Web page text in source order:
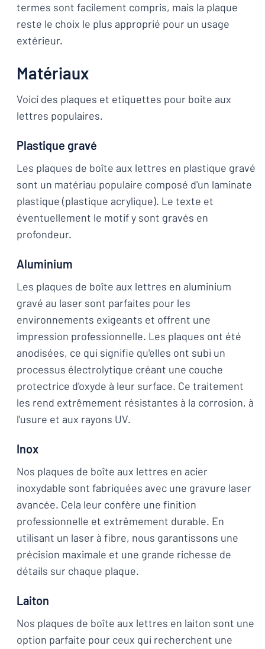
termes sont facilement compris, mais la plaque
reste le choix le plus approprié pour un usage
extérieur.
Matériaux
Voici des plaques et etiquettes pour boite aux
lettres populaires.
Plastique gravé
Les plaques de boîte aux lettres en plastique gravé
sont un matériau populaire composé d'un laminate
plastique (plastique acrylique). Le texte et
éventuellement le motif y sont gravés en
profondeur.
Aluminium
Les plaques de boîte aux lettres en aluminium
gravé au laser sont parfaites pour les
environnements exigeants et offrent une
impression professionnelle. Les plaques ont été
anodisées, ce qui signifie qu'elles ont subi un
processus électrolytique créant une couche
protectrice d'oxyde à leur surface. Ce traitement
les rend extrêmement résistantes à la corrosion, à
l'usure et aux rayons UV.
Inox
Nos plaques de boîte aux lettres en acier
inoxydable sont fabriquées avec une gravure laser
avancée. Cela leur confère une finition
professionnelle et extrêmement durable. En
utilisant un laser à fibre, nous garantissons une
précision maximale et une grande richesse de
détails sur chaque plaque.
Laiton
Nos plaques de boîte aux lettres en laiton sont une
option parfaite pour ceux qui recherchent une